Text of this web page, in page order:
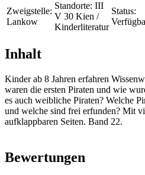
Zweigstelle:
Lankow
Standorte: III
V 30 Kien /
Kinderliteratur
Status:
Inhalt
Kinder ab 8 Jahren erfahren
waren die ersten Piraten und wie
es auch weibliche Piraten? Welche
und welche sind frei erfunden? Mit
aufklappbaren Seiten. Band 22.
Bewertungen